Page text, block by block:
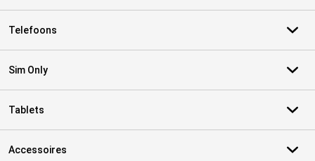
Telefoons
Sim Only
Tablets
Accessoires